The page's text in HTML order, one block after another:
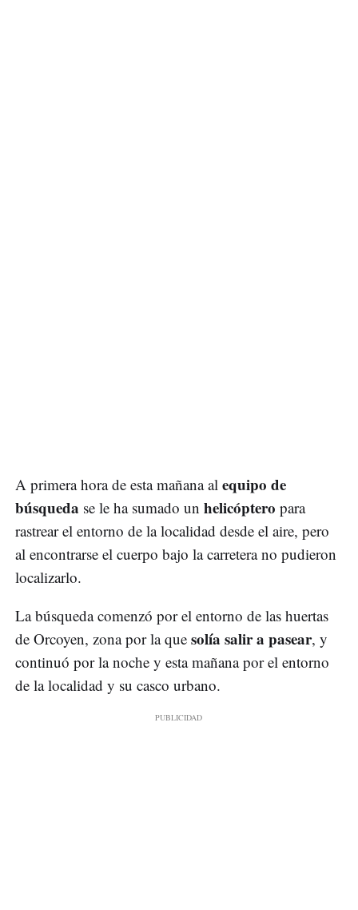
A primera hora de esta mañana al equipo de
búsqueda se le ha sumado un helicóptero para
rastrear el entorno de la localidad desde el aire, pero
al encontrarse el cuerpo bajo la carretera no pudieron
localizarlo.
La búsqueda comenzó por el entorno de las huertas
de Orcoyen, zona por la que solía salir a pasear, y
continuó por la noche y esta mañana por el entorno
de la localidad y su casco urbano.